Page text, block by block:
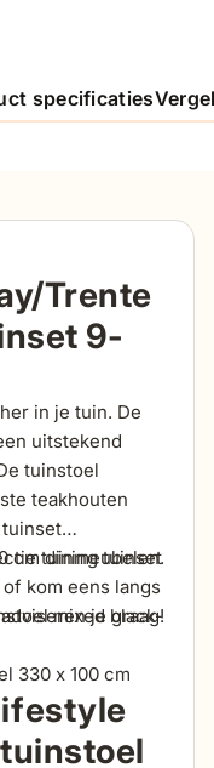
specificaties
Trente
9-
in je tuin. De
uitstekend
tuinstoel
teakhouten
tuinmeubelen.
kom eens langs
je graag!
cm dining tuinset
mixed black-
330 x 100 cm